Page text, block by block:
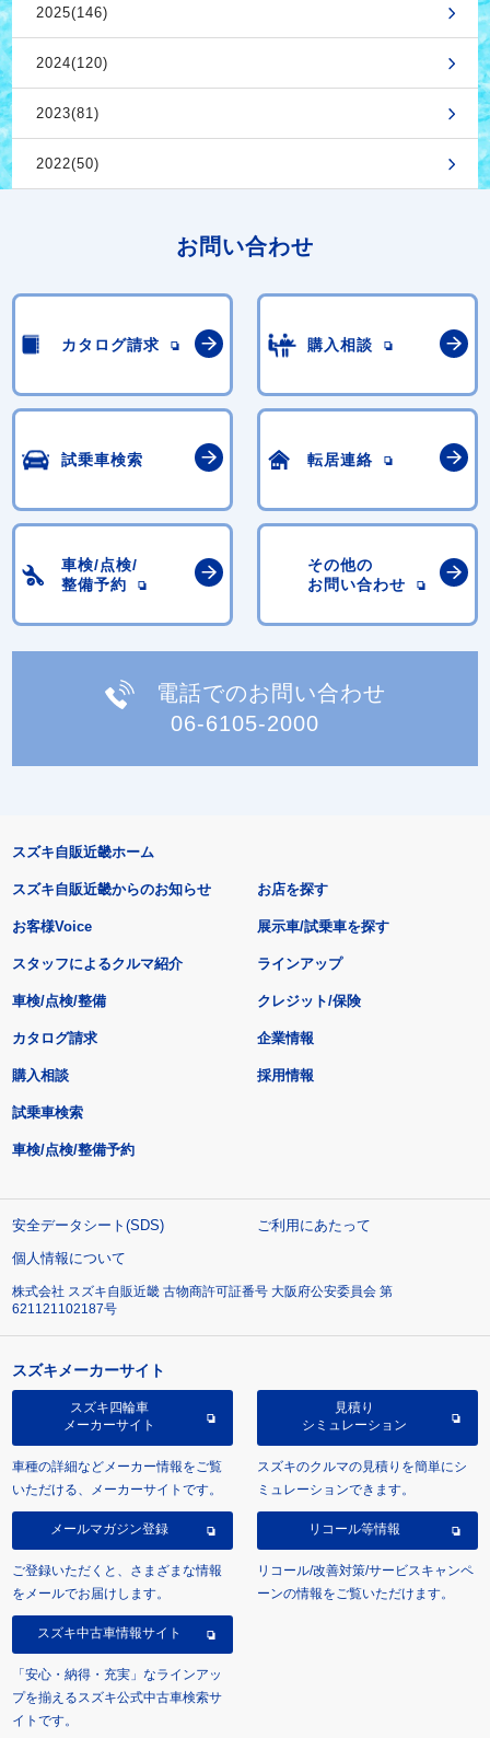
2025(146)
2024(120)
2023(81)
2022(50)
お問い合わせ
カタログ請求 購入相談
試乗車検索 転居連絡
車検/点検/
整備予約
その他の
お問い合わせ
電話でのお問い合わせ
06-6105-2000
スズキ自販近畿ホーム
スズキ自販近畿からのお知らせ
お客様Voice
スタッフによるクルマ紹介
お店を探す
展示車/試乗車を探す
ラインアップ
車検/点検/整備 クレジット/保険
カタログ請求
購入相談
試乗車検索
車検/点検/整備予約
企業情報
採用情報
安全データシート(SDS)
ご利用にあたって
個人情報について
株式会社 スズキ自販近畿 古物商許可証番号 大阪府公安委員会 第
621121102187号
スズキメーカーサイト
スズキ四輪車
メーカーサイト
車種の詳細などメーカー情報をご覧
いただける、メーカーサイトです。
見積り
シミュレーション
スズキのクルマの見積りを簡単にシ
ミュレーションできます。
メールマガジン登録
ご登録いただくと、さまざまな情報
をメールでお届けします。
リコール等情報
リコール/改善対策/サービスキャンペ
ーンの情報をご覧いただけます。
スズキ中古車情報サイト
「安心・納得・充実」なラインアッ
プを揃えるスズキ公式中古車検索サ
イトです。